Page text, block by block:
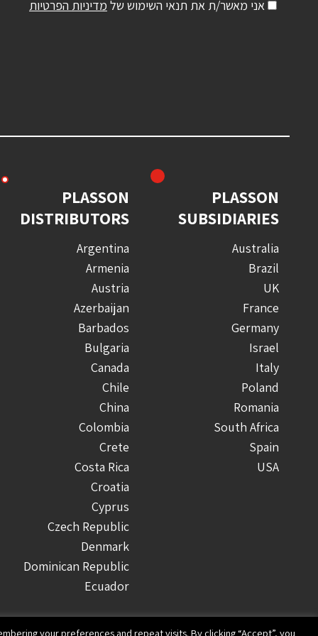
אני מאשר/ת את תנאי השימוש של מדיניות הפרטיות
PLASSON
SUBSIDIARIES
Australia
Brazil
UK
France
Germany
Israel
Italy
Poland
Romania
South Africa
Spain
USA
PLASSON
DISTRIBUTORS
Argentina
Armenia
Austria
Azerbaijan
Barbados
Bulgaria
Canada
Chile
China
Colombia
Crete
Costa Rica
Croatia
Cyprus
Czech Republic
Denmark
Dominican Republic
Ecuador
your preferences and repeat visits. By clicking “Accept”, you